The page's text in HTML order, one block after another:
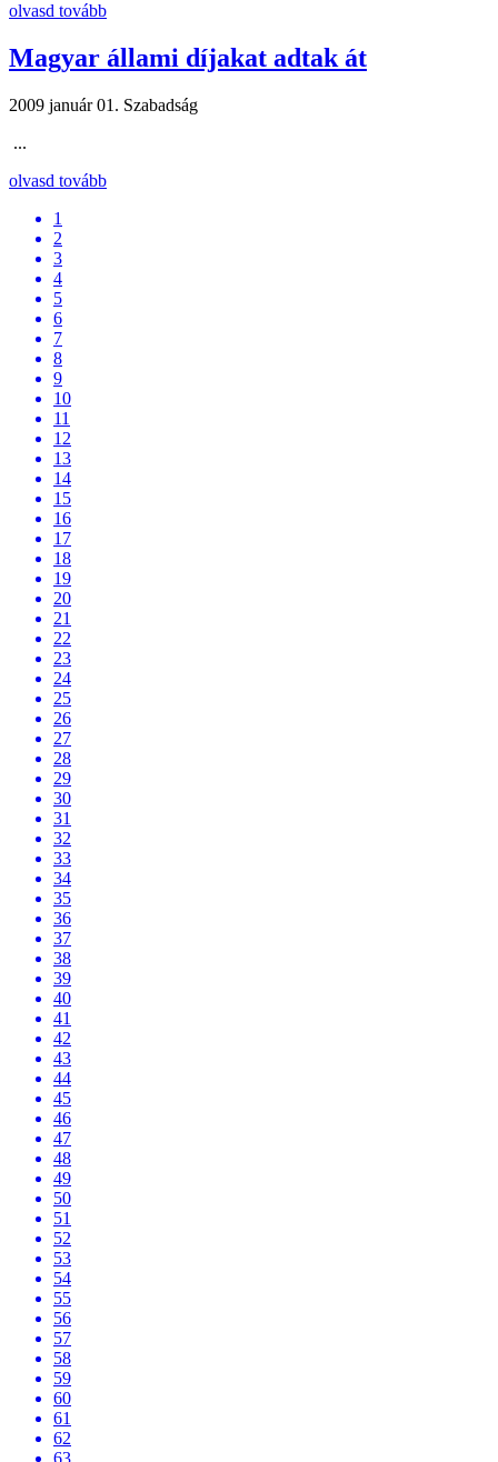
olvasd tovább
Magyar állami díjakat adtak át
2009 január 01. Szabadság
...
olvasd tovább
1
2
3
4
5
6
7
8
9
10
11
12
13
14
15
16
17
18
19
20
21
22
23
24
25
26
27
28
29
30
31
32
33
34
35
36
37
38
39
40
41
42
43
44
45
46
47
48
49
50
51
52
53
54
55
56
57
58
59
60
61
62
63